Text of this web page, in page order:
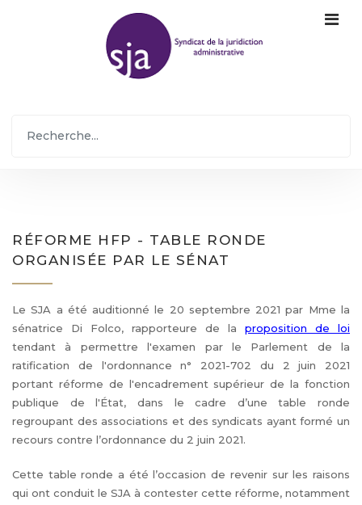
RÉFORME HFP - TABLE RONDE
ORGANISÉE PAR LE SÉNAT
Le SJA a été auditionné le 20 septembre 2021 par Mme la
sénatrice Di Folco, rapporteure de la proposition de loi
tendant à permettre l'examen par le Parlement de la
ratification de l'ordonnance n° 2021-702 du 2 juin 2021
portant réforme de l'encadrement supérieur de la fonction
publique de l'État, dans le cadre d’une table ronde
regroupant des associations et des syndicats ayant formé un
recours contre l’ordonnance du 2 juin 2021.
Cette table ronde a été l’occasion de revenir sur les raisons
qui ont conduit le SJA à contester cette réforme, notamment